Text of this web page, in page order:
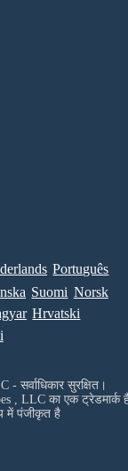
Português
Suomi Norsk
Hrvatski
सुरक्षित।
, LLCका एक ट्रेडमार्क
में पंजीकृत है